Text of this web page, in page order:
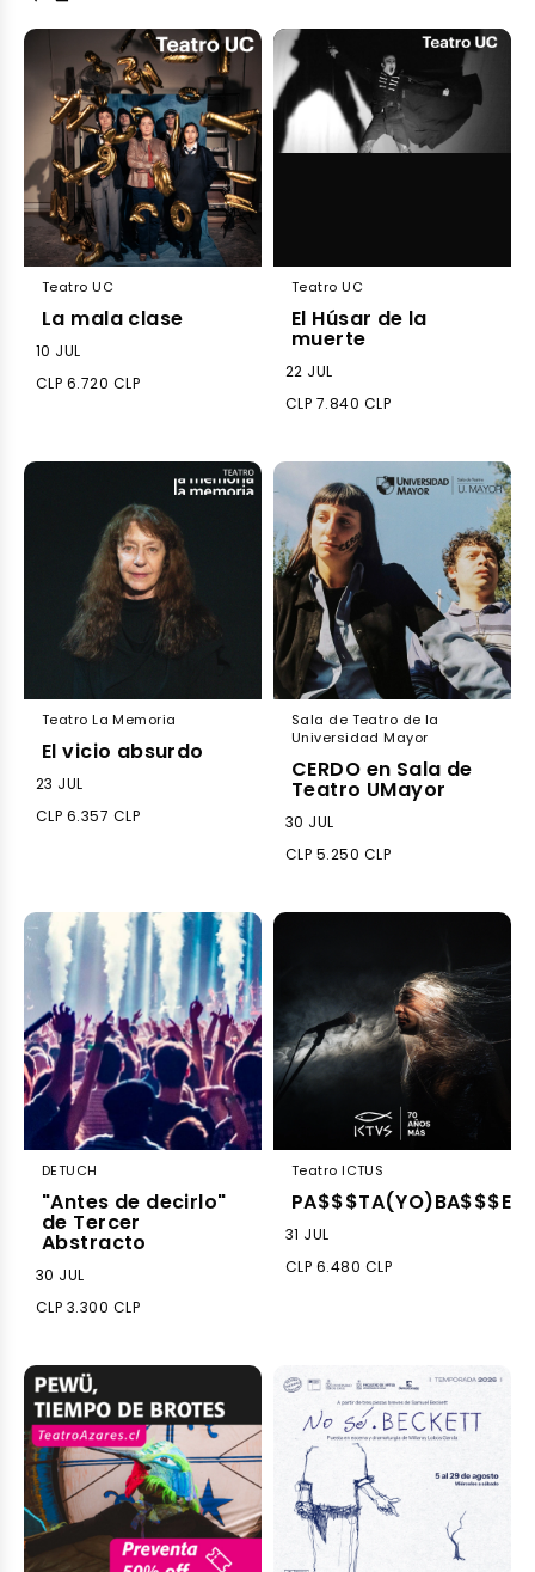
Teatro UC
La mala clase
10 JUL
CLP 6.720 CLP
Teatro UC
El Húsar de la
muerte
22 JUL
CLP 7.840 CLP
Teatro La Memoria
El vicio absurdo
23 JUL
CLP 6.357 CLP
Sala de Teatro de la
Universidad Mayor
CERDO en Sala de
Teatro UMayor
30 JUL
CLP 5.250 CLP
DETUCH
"Antes de decirlo"
de Tercer
Abstracto
30 JUL
CLP 3.300 CLP
Teatro ICTUS
31 JUL
CLP 6.480 CLP